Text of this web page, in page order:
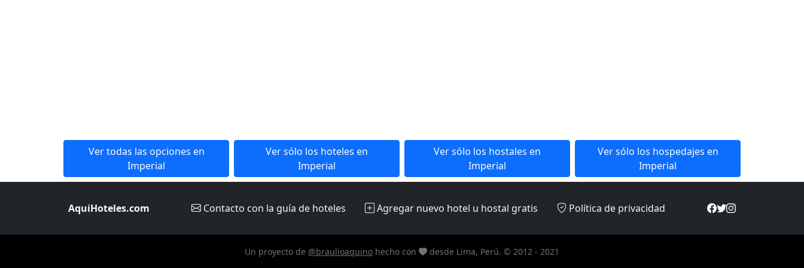
Ver todas las opciones en
Imperial
Ver sólo los hoteles en
Imperial
Ver sólo los hostales en
Imperial
Ver sólo los hospedajes en
Imperial
AquiHoteles.com Contacto con la guía de hoteles Agregar nuevo hotel u hostal gratis Política de privacidad
Un proyecto de @braulioaquino hecho con desde Lima, Perú. © 2012 - 2021